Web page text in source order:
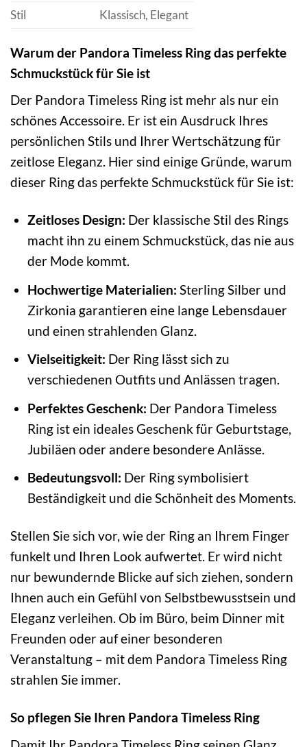
Stil Klassisch, Elegant
Warum der Pandora Timeless Ring das perfekte
Schmuckstück für Sie ist
Der Pandora Timeless Ring ist mehr als nur ein
schönes Accessoire. Er ist ein Ausdruck Ihres
persönlichen Stils und Ihrer Wertschätzung für
zeitlose Eleganz. Hier sind einige Gründe, warum
dieser Ring das perfekte Schmuckstück für Sie ist:
Zeitloses Design: Der klassische Stil des Rings
macht ihn zu einem Schmuckstück, das nie aus
der Mode kommt.
Hochwertige Materialien: Sterling Silber und
Zirkonia garantieren eine lange Lebensdauer
und einen strahlenden Glanz.
Vielseitigkeit: Der Ring lässt sich zu
verschiedenen Outfits und Anlässen tragen.
Perfektes Geschenk: Der Pandora Timeless
Ring ist ein ideales Geschenk für Geburtstage,
Jubiläen oder andere besondere Anlässe.
Bedeutungsvoll: Der Ring symbolisiert
Beständigkeit und die Schönheit des Moments.
Stellen Sie sich vor, wie der Ring an Ihrem Finger
funkelt und Ihren Look aufwertet. Er wird nicht
nur bewundernde Blicke auf sich ziehen, sondern
Ihnen auch ein Gefühl von Selbstbewusstsein und
Eleganz verleihen. Ob im Büro, beim Dinner mit
Freunden oder auf einer besonderen
Veranstaltung – mit dem Pandora Timeless Ring
strahlen Sie immer.
So pflegen Sie Ihren Pandora Timeless Ring